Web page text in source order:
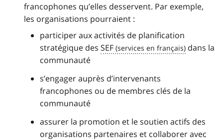
francophones qu’elles desservent. Par exemple,
les organisations pourraient :
participer aux activités de planification
stratégique des SEF
dans la
communauté
s’engager auprès d’intervenants
francophones ou de membres clés de la
communauté
assurer la promotion et le soutien actifs des
organisations partenaires et collaborer avec